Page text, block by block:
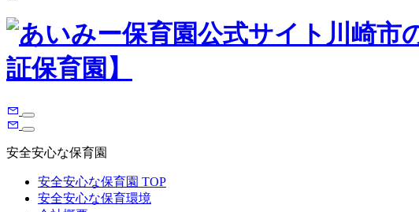
安全安心な保育園
安全安心な保育園 TOP
安全安心な保育環境